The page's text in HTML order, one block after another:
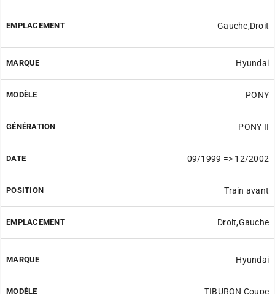
Gauche,Droit
Hyundai
PONY
PONY II
09/1999 => 12/2002
Train avant
Droit,Gauche
Hyundai
TIBURON Coupe